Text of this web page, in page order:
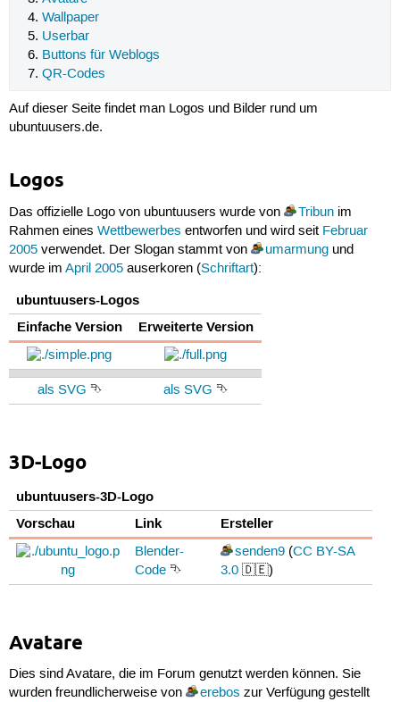
Wallpaper
Userbar
Buttons für Weblogs
QR-Codes
Auf dieser Seite findet man Logos und Bilder rund um
ubuntuusers.de.
Logos
Das offizielle Logo von ubuntuusers wurde von Tribunim
Rahmen eines Wettbewerbes entworfen und wird seit Februar
2005verwendet. Der Slogan stammt von umarmungund
wurde im April 2005auserkoren (Schriftart):
ubuntuusers-Logos
Einfache Version
Erweiterte Version
als SVG ⮷ als SVG ⮷
3D-Logo
ubuntuusers-3D-Logo
Vorschau
Link Ersteller
Blender-
Code ⮷
senden9 (CC BY-SA
3.0 🇩🇪)
Avatare
Dies sind Avatare, die im Forum genutzt werden können. Sie
wurden freundlicherweise von
erebos zur Verfügung gestellt